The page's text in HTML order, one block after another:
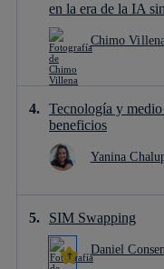
en la era de la IA
Chimo
Tecnología y
beneficios
Yanina
SIM Swapping
Daniel